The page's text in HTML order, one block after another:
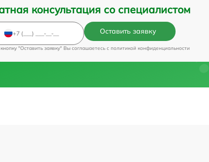
консультация со специалистом
Оставить заявку
"Оставить заявку" Вы соглашаетесь c политикой конфиденциальности